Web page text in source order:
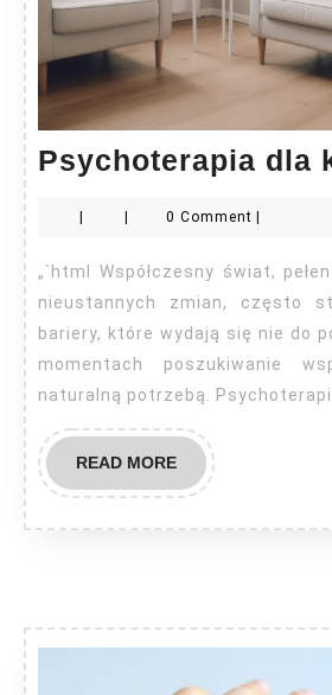
Psychoterapia dla
0 Comment
„`html Współczesny świat, pełen wyzwań, stresu i
nieustannych zmian, często
bariery, które wydają się nie do
momentach poszukiwanie
naturalną potrzebą.
READ MOREREAD
MORE